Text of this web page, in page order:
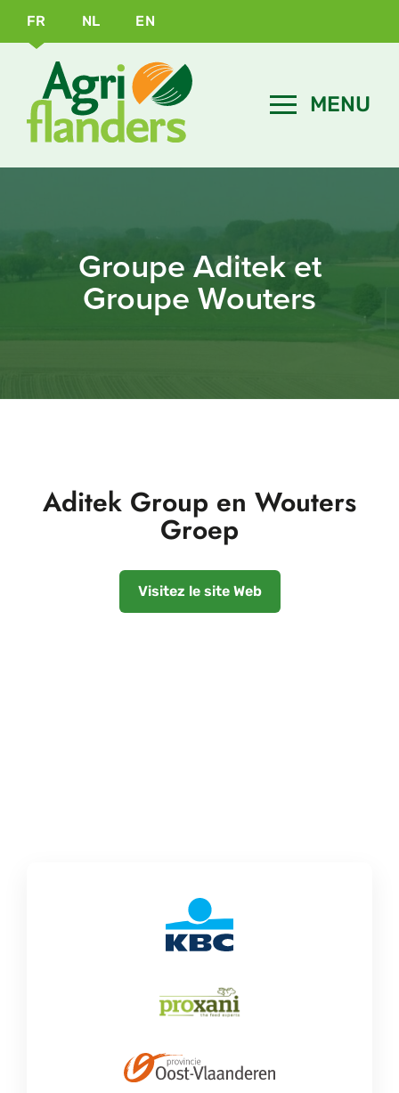
FR NL EN
Groupe Aditek et
Groupe Wouters
Aditek Group en Wouters
Groep
Visitez le site Web